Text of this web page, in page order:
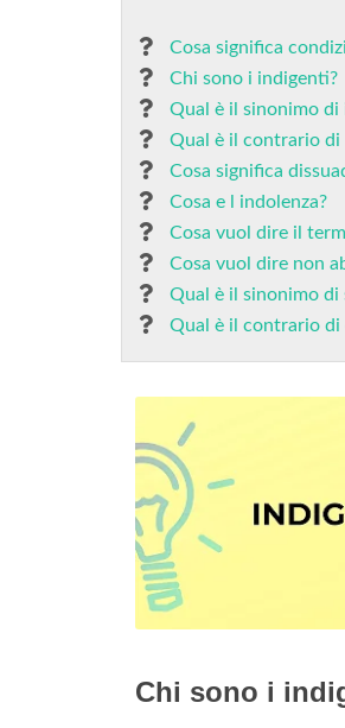
Cosa significa
Chi sono i indigenti?
Qual è il sinonimo di
Qual è il contrario di
Cosa significa
Cosa e l indolenza?
Cosa vuol dire il
Cosa vuol dire non
Qual è il sinonimo di
Qual è il contrario di
Chi sono i